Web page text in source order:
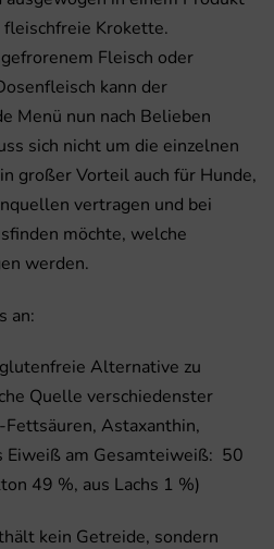
Krokette.
Fleisch oder
kann der
Menü nun nach Belieben
sich nicht um die einzelnen
großer Vorteil auch für Hunde,
vertragen und bei
möchte, welche
werden.
an:
Alternative zu
Quelle verschiedenster
Astaxanthin,
am Gesamteiweiß: 50
49 %, aus Lachs 1 %)
kein Getreide, sondern